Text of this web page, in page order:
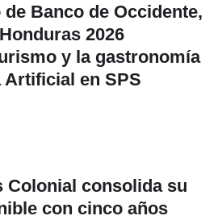
Banco de Occidente,
2026
y la gastronomía
en SPS
Colonial consolida su
con cinco años